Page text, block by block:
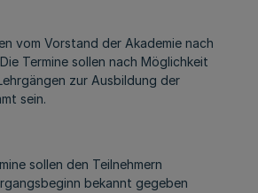
vom Vorstand der Akademie nach
Termine sollen nach Möglichkeit
zur Ausbildung der
sein.
sollen den Teilnehmern
bekannt gegeben